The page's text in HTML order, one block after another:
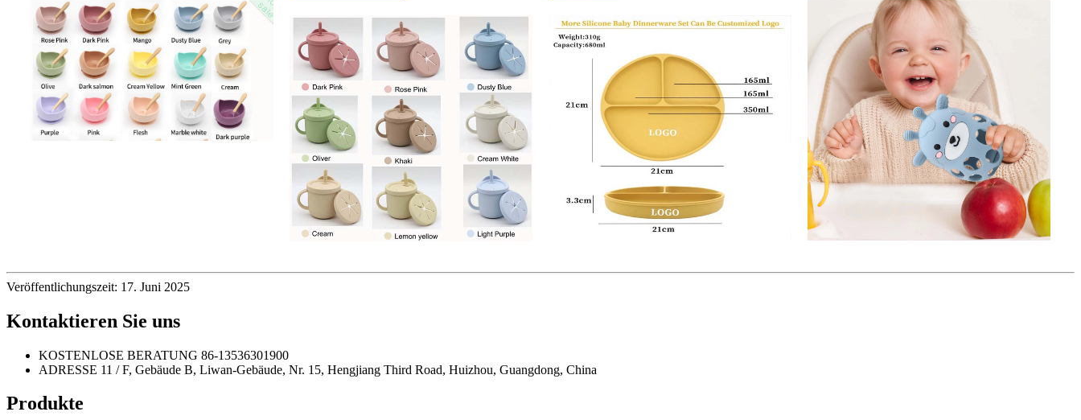
Veröffentlichungszeit: 17. Juni 2025
Kontaktieren Sie uns
KOSTENLOSE BERATUNG 86-13536301900
ADRESSE 11 / F, Gebäude B, Liwan-Gebäude, Nr. 15, Hengjiang Third Road, Huizhou, Guangdong, China
Produkte